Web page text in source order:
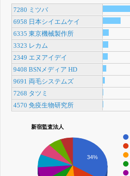
7280 ミツバ
6958 日本シイエムケイ
6335 東京機械製作所
3323 レカム
2349 エヌアイデイ
9408 BSNメディア HD
9691 両毛システムズ
7268 タツミ
4570 免疫生物研究所
新宿監査法人
34%